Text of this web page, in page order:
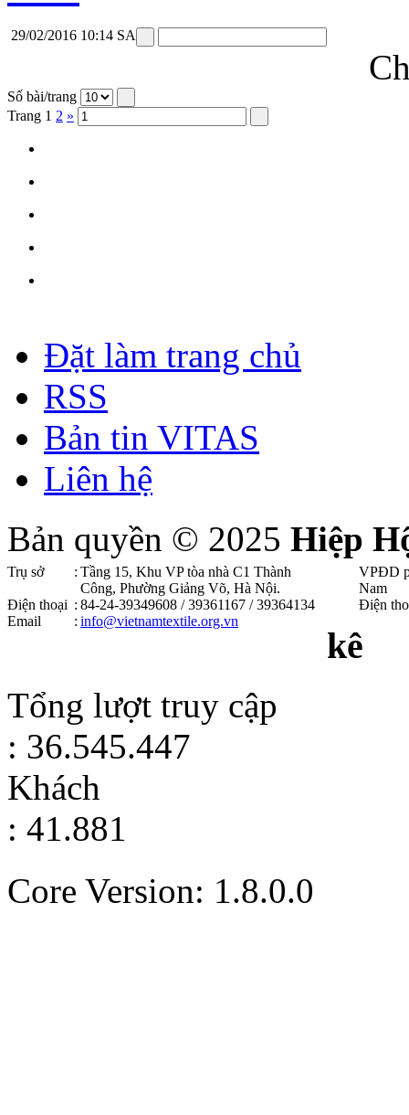
29/02/2016 10:14 SA
Số bài/trang
Trang 1 2 »
Đặt làm trang chủ
RSS
Bản tin VITAS
Liên hệ
Bản quyền © 2025 Hiệp
Trụ sở : Tầng 15, Khu VP tòa nhà C1 Thành
Công, Phường Giảng Võ, Hà Nội .
Điện thoại : 84-24-39349608 / 39361167 / 39364134
Email
: info@vietnamtextile.org.vn
VPĐD
Nam
Điện
kê
Tổng lượt truy cập
: 36.545.447
Khách
: 41.881
Core Version: 1.8.0.0